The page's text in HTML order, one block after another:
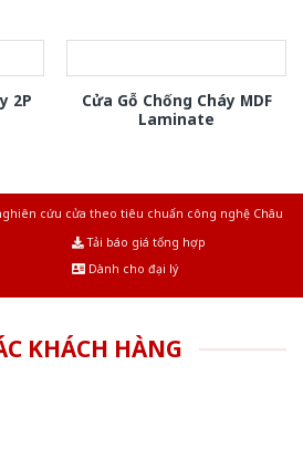
2P
Cửa Gỗ Chống Cháy MDF
Laminate
cứu cửa theo tiêu chuẩn công nghệ Châu
Tải báo giá tổng hợp
Dành cho đại lý
KHÁCH HÀNG